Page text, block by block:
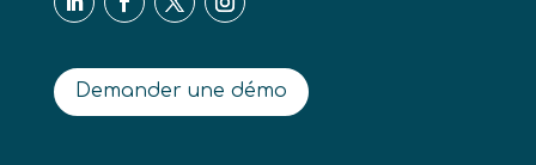
Demander une démo